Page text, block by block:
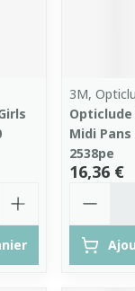
3M,
Opticlude
Midi Pans
2538pe
16,36 €